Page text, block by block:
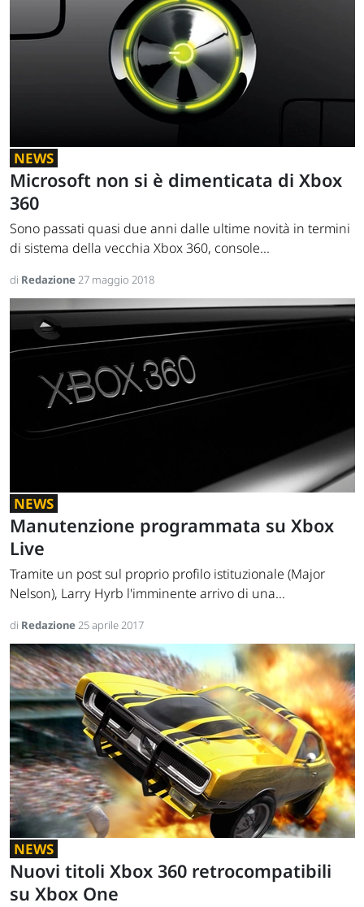
NEWS
Microsoft non si è dimenticata di Xbox
360
Sono passati quasi due anni dalle ultime novità in termini
di sistema della vecchia Xbox 360, console...
di Redazione27 maggio 2018
NEWS
Manutenzione programmata su Xbox
Live
Tramite un post sul proprio profilo istituzionale (Major
Nelson), Larry Hyrb l'imminente arrivo di una...
di Redazione25 aprile 2017
NEWS
Nuovi titoli Xbox 360 retrocompatibili
su Xbox One